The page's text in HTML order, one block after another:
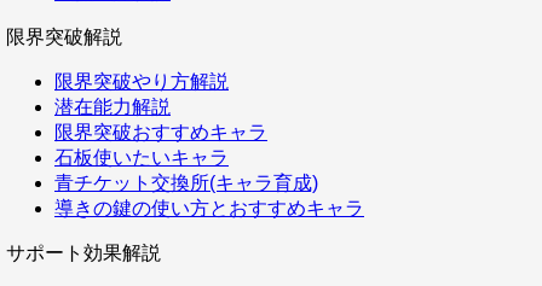
限界突破解説
限界突破やり方解説
潜在能力解説
限界突破おすすめキャラ
石板使いたいキャラ
青チケット交換所(キャラ育成)
導きの鍵の使い方とおすすめキャラ
サポート効果解説